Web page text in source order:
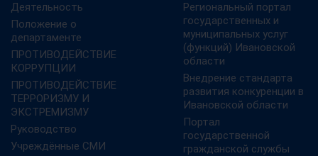
Деятельность
Положение о
департаменте
ПРОТИВОДЕЙСТВИЕ
КОРРУПЦИИ
ПРОТИВОДЕЙСТВИЕ
ТЕРРОРИЗМУ И
ЭКСТРЕМИЗМУ
Руководство
Учреждённые СМИ
Региональный портал
государственных и
муниципальных услуг
(функций) Ивановской
области
Внедрение стандарта
развития конкуренции в
Ивановской области
Портал
государственной
гражданской службы